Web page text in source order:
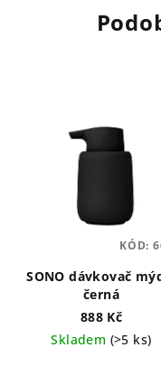
SONO dávkovač
černá
888 Kč
Skladem (>5 ks)
KÓD: